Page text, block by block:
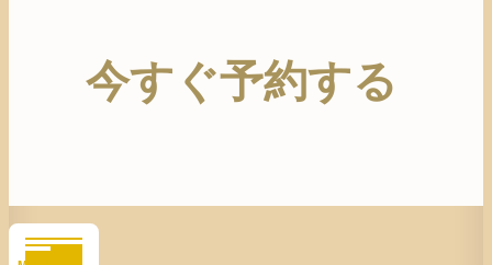
今すぐ予約する